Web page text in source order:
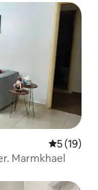
5 av 5 i
5 (19)
Marmkhael